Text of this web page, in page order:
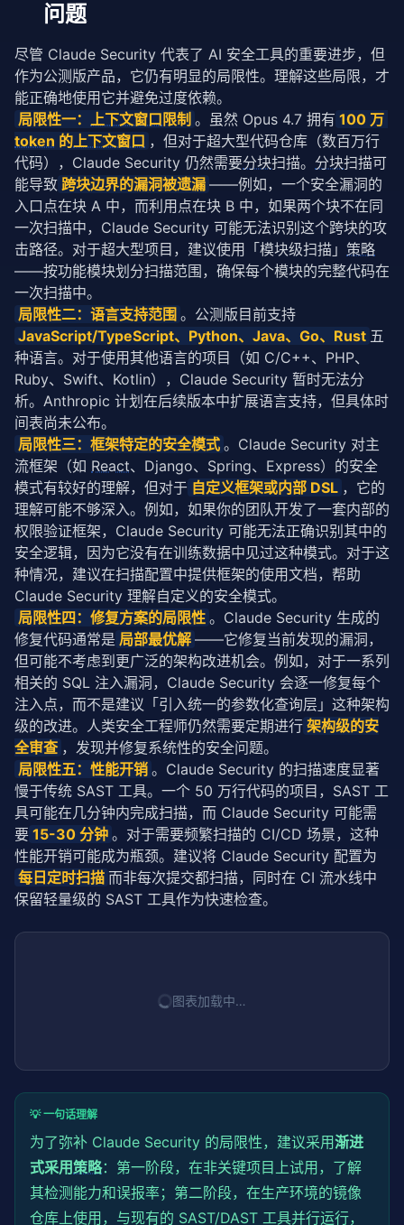
问题
尽管 Claude Security 代表了 AI 安全工具的重要进步，但
作为公测版产品，它仍有明显的局限性。理解这些局限，才
能正确地使用它并避免过度依赖。
局限性一： 上下文窗口 限制 。虽然 Opus 4.7 拥有
token 的上下文窗口 ，但对于超大型代码仓库（数百万行
代码），Claude Security 仍然需要分块扫描。 分块扫描可
能导致 跨块边界的漏洞被遗漏 ——例如，一个安全漏洞的
入口点在块 A 中，而利用点在块 B 中，如果两个块不在同
一次扫描中，Claude Security 可能无法识别这个跨块的攻
击路径。对于超大型项目，建议使用「模块级扫描」 策略
——按功能模块划分扫描范围，确保每个模块的完整代码在
一次扫描中。
局限性二：语言支持范围 。公测版目前支持
JavaScript/TypeScript、Python、Java、Go、Rust 五
种语言。对于使用其他语言的项目（如 C/C++、PHP、
Ruby、Swift、Kotlin），Claude Security 暂时无法分
析。Anthropic 计划在后续版本中扩展语言支持，但具体时
间表尚未公布。
局限性三：框架特定的安全模式 。Claude Security 对主
流框架（如 React、Django、Spring、Express）的安全
模式有较好的理解，但对于 自定义框架或内部 DSL ，它的
理解可能不够深入。例如，如果你的团队开发了一套内部的
权限验证框架，Claude Security 可能无法正确识别其中的
安全逻辑，因为它没有在训练数据中见过这种模式。对于这
种情况，建议在扫描配置中提供框架的使用文档，帮助
Claude Security 理解自定义的安全模式。
局限性四：修复方案的局限性 。Claude Security 生成的
修复代码通常是 局部最优解 ——它修复当前发现的漏洞，
但可能不考虑到更广泛的架构改进机会。例如，对于一系列
相关的 SQL 注入漏洞，Claude Security 会逐一修复每个
注入点，而不是建议「引入统一的参数化查询层」这种架构
级的改进。人类安全工程师仍然需要定期进行 架构级的安
全审查 ，发现并修复系统性的安全问题。
局限性五：性能开销 。Claude Security 的扫描速度显著
慢于传统 SAST 工具。一个 50 万行代码的项目，SAST 工
具可能在几分钟内完成扫描，而 Claude Security 可能需
要 15-30 分钟 。对于需要频繁扫描的 CI/CD 场景，这种
性能开销可能成为瓶颈。建议将 Claude Security 配置为
每日定时扫描 而非每次提交都扫描，同时在 CI 流水线中
保留轻量级的 SAST 工具作为快速检查。
图表加载中…
💡 一句话理解
为了弥补 Claude Security 的局限性，建议采用渐进
式采用策略：第一阶段，在非关键项目上试用，了解
其检测能力和误报率；第二阶段，在生产环境的镜像
仓库上使用，与现有的 SAST/DAST 工具并行运行，